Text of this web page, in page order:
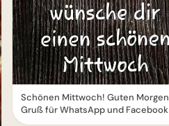
Schönen Mittwoch! Guten Morgen
Gruß für WhatsApp und Facebook